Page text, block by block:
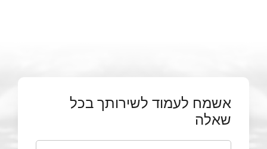
אשמח לעמוד לשירותך בכל
שאלה